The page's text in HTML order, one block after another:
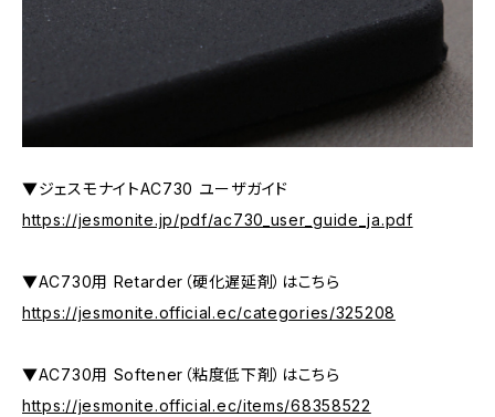
▼ジェスモナイトAC730 ユーザガイド
https://jesmonite.jp/pdf/ac730_user_guide_ja.pdf
▼AC730用 Retarder（硬化遅延剤）はこちら
https://jesmonite.official.ec/categories/325208
▼AC730用 Softener（粘度低下剤）はこちら
https://jesmonite.official.ec/items/68358522